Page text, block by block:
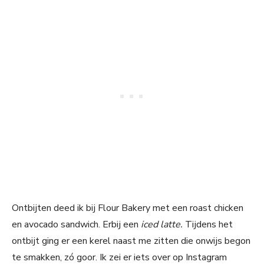
Ontbijten deed ik bij Flour Bakery met een roast chicken
en avocado sandwich. Erbij een iced latte. Tijdens het
ontbijt ging er een kerel naast me zitten die onwijs begon
te smakken, zó goor. Ik zei er iets over op Instagram